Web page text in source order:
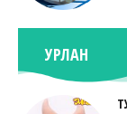
УРЛАН